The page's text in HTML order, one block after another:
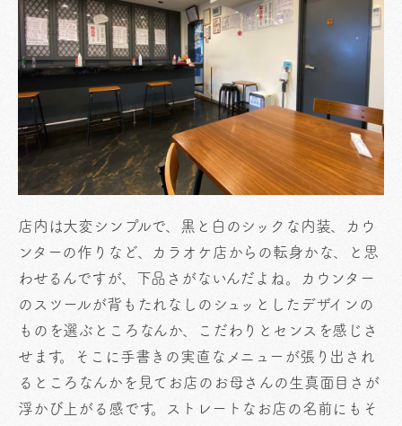
店内は大変シンプルで、黒と白のシックな内装、カウ
ンターの作りなど、カラオケ店からの転身かな、と思
わせるんですが、下品さがないんだよね。カウンター
のスツールが背もたれなしのシュッとしたデザインの
ものを選ぶところなんか、こだわりとセンスを感じさ
せます。そこに手書きの実直なメニューが張り出され
るところなんかを見てお店のお母さんの生真面目さが
浮かび上がる感です。ストレートなお店の名前にもそ